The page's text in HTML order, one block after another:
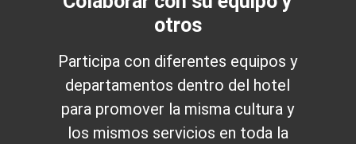
otros
Participa con diferentes equipos y
departamentos dentro del hotel
para promover la misma cultura y
los mismos servicios en toda la